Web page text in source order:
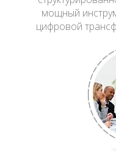
мощный
цифровой